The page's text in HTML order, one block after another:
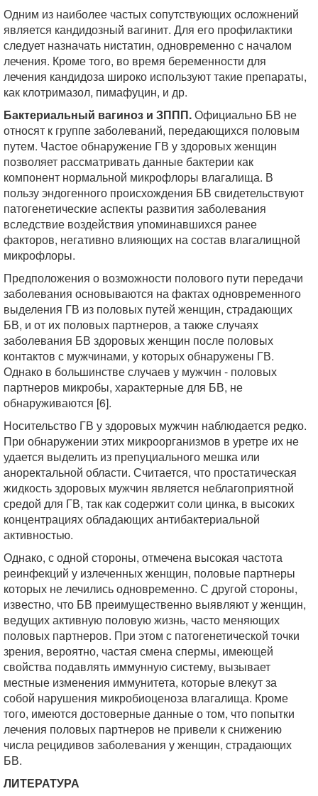
Одним из наиболее частых сопутствующих осложнений
является кандидозный вагинит. Для его профилактики
следует назначать нистатин, одновременно с началом
лечения. Кроме того, во время беременности для
лечения кандидоза широко используют такие препараты,
как клотримазол, пимафуцин, и др.
Бактериальный вагиноз и ЗППП.Официально БВ не
относят к группе заболеваний, передающихся половым
путем. Частое обнаружение ГВ у здоровых женщин
позволяет рассматривать данные бактерии как
компонент нормальной микрофлоры влагалища. В
пользу эндогенного происхождения БВ свидетельствуют
патогенетические аспекты развития заболевания
вследствие воздействия упоминавшихся ранее
факторов, негативно влияющих на состав влагалищной
микрофлоры.
Предположения о возможности полового пути передачи
заболевания основываются на фактах одновременного
выделения ГВ из половых путей женщин, страдающих
БВ, и от их половых партнеров, а также случаях
заболевания БВ здоровых женщин после половых
контактов с мужчинами, у которых обнаружены ГВ.
Однако в большинстве случаев у мужчин - половых
партнеров микробы, характерные для БВ, не
обнаруживаются [6].
Носительство ГВ у здоровых мужчин наблюдается редко.
При обнаружении этих микроорганизмов в уретре их не
удается выделить из препуциального мешка или
аноректальной области. Считается, что простатическая
жидкость здоровых мужчин является неблагоприятной
средой для ГВ, так как содержит соли цинка, в высоких
концентрациях обладающих антибактериальной
активностью.
Однако, с одной стороны, отмечена высокая частота
реинфекций у излеченных женщин, половые партнеры
которых не лечились одновременно. С другой стороны,
известно, что БВ преимущественно выявляют у женщин,
ведущих активную половую жизнь, часто меняющих
половых партнеров. При этом с патогенетической точки
зрения, вероятно, частая смена спермы, имеющей
свойства подавлять иммунную систему, вызывает
местные изменения иммунитета, которые влекут за
собой нарушения микробиоценоза влагалища. Кроме
того, имеются достоверные данные о том, что попытки
лечения половых партнеров не привели к снижению
числа рецидивов заболевания у женщин, страдающих
БВ.
ЛИТЕРАТУРА